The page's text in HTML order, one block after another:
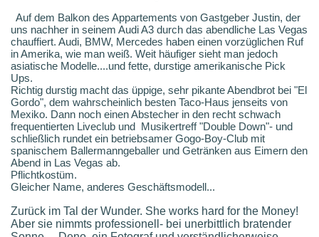
Auf dem Balkon des Appartements von Gastgeber Justin, der
uns nachher in seinem Audi A3 durch das abendliche Las Vegas
chauffiert. Audi, BMW, Mercedes haben einen vorzüglichen Ruf
in Amerika, wie man weiß. Weit häufiger sieht man jedoch
asiatische Modelle....und fette, durstige amerikanische Pick
Ups.
Richtig durstig macht das üppige, sehr pikante Abendbrot bei "El
Gordo", dem wahrscheinlich besten Taco-Haus jenseits von
Mexiko. Dann noch einen Abstecher in den recht schwach
frequentierten Liveclub und Musikertreff "Double Down"- und
schließlich rundet ein betriebsamer Gogo-Boy-Club mit
spanischem Ballermanngeballer und Getränken aus Eimern den
Abend in Las Vegas ab.
Pflichtkostüm.
Gleicher Name, anderes Geschäftsmodell...
Zurück im Tal der Wunder. She works hard for the Money!
Aber sie nimmts professionell- bei unerbittlich bratender